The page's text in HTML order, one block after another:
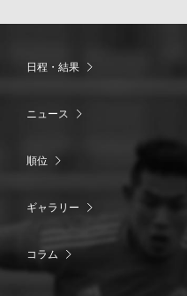
日程・結果
ニュース
順位
ギャラリー
コラム